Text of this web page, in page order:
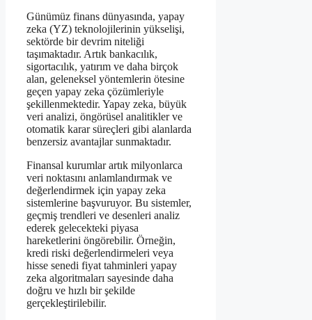
Günümüz finans dünyasında, yapay
zeka (YZ) teknolojilerinin yükselişi,
sektörde bir devrim niteliği
taşımaktadır. Artık bankacılık,
sigortacılık, yatırım ve daha birçok
alan, geleneksel yöntemlerin ötesine
geçen yapay zeka çözümleriyle
şekillenmektedir. Yapay zeka, büyük
veri analizi, öngörüsel analitikler ve
otomatik karar süreçleri gibi alanlarda
benzersiz avantajlar sunmaktadır.
Finansal kurumlar artık milyonlarca
veri noktasını anlamlandırmak ve
değerlendirmek için yapay zeka
sistemlerine başvuruyor. Bu sistemler,
geçmiş trendleri ve desenleri analiz
ederek gelecekteki piyasa
hareketlerini öngörebilir. Örneğin,
kredi riski değerlendirmeleri veya
hisse senedi fiyat tahminleri yapay
zeka algoritmaları sayesinde daha
doğru ve hızlı bir şekilde
gerçekleştirilebilir.